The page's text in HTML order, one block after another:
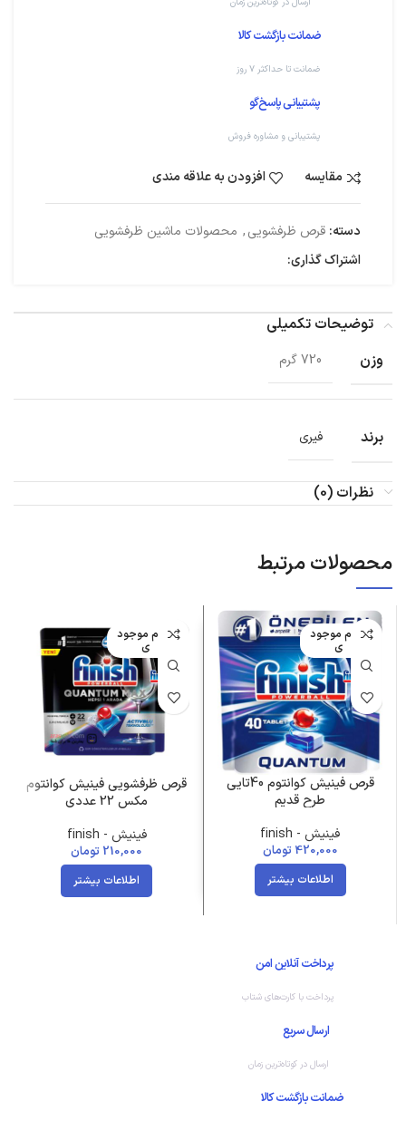
ضمانت بازگشت کالا
ضمانت تا حداکثر ۷ روز
پشتیبانی پاسخ‌گو
پشتیبانی و مشاوره فروش
مقایسه افزودن به علاقه مندی
دسته: قرص ظرفشویی, محصولات ماشین ظرفشویی
اشتراک گذاری:
توضیحات تکمیلی
وزن
720 گرم
برند فیری
نظرات (0)
محصولات مرتبط
اتمام موجود
ی
قرص فینیش کوانتوم 40تایی
طرح قدیم
فینیش - finish
420,000 تومان
اطلاعات بیشتر
اتمام موجود
ی
قرص ظرفشویی فینیش کوانتوم
مکس 22 عددی
فینیش - finish
210,000 تومان
اطلاعات بیشتر
پرداخت آنلاین امن
پرداخت با کارت‌های شتاب
ارسال سریع
ارسال در کوتاه‌ترین زمان
ضمانت بازگشت کالا